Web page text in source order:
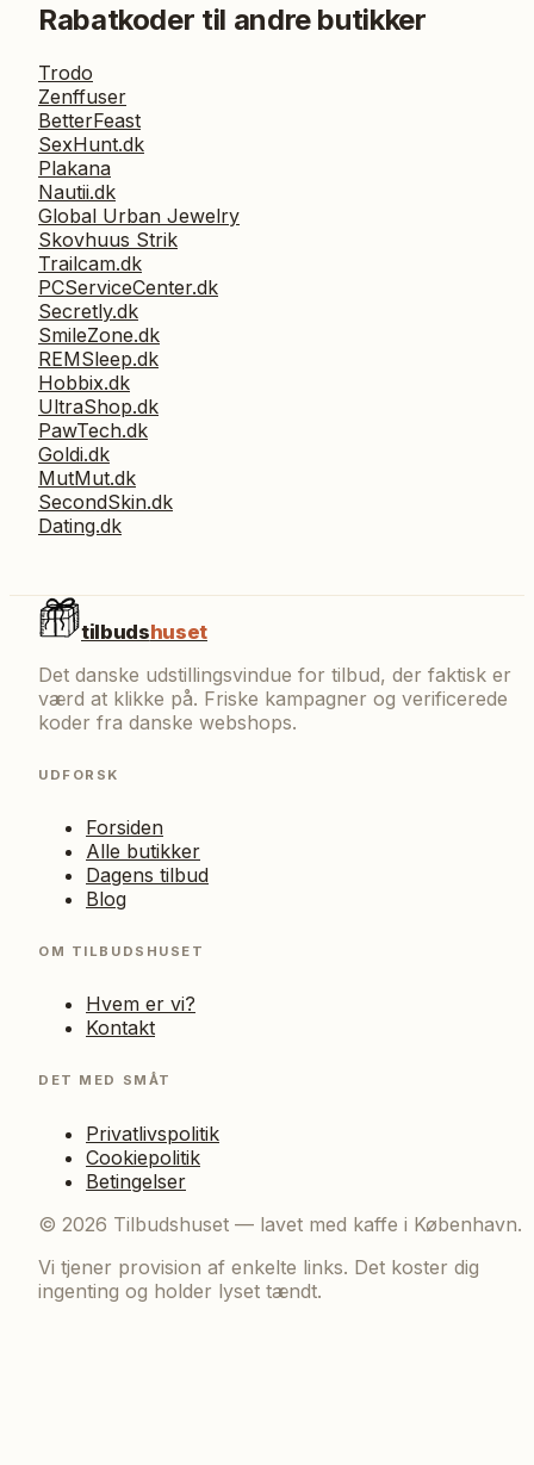
Rabatkoder til andre butikker
Trodo
Zenffuser
BetterFeast
SexHunt.dk
Plakana
Nautii.dk
Global Urban Jewelry
Skovhuus Strik
Trailcam.dk
PCServiceCenter.dk
Secretly.dk
SmileZone.dk
REMSleep.dk
Hobbix.dk
UltraShop.dk
PawTech.dk
Goldi.dk
MutMut.dk
SecondSkin.dk
Dating.dk
tilbudshuset
Det danske udstillingsvindue for tilbud, der faktisk er
værd at klikke på. Friske kampagner og verificerede
koder fra danske webshops.
UDFORSK
Forsiden
Alle butikker
Dagens tilbud
Blog
OM TILBUDSHUSET
Hvem er vi?
Kontakt
DET MED SMÅT
Privatlivspolitik
Cookiepolitik
Betingelser
© 2026 Tilbudshuset — lavet med kaffe i København.
Vi tjener provision af enkelte links. Det koster dig
ingenting og holder lyset tændt.